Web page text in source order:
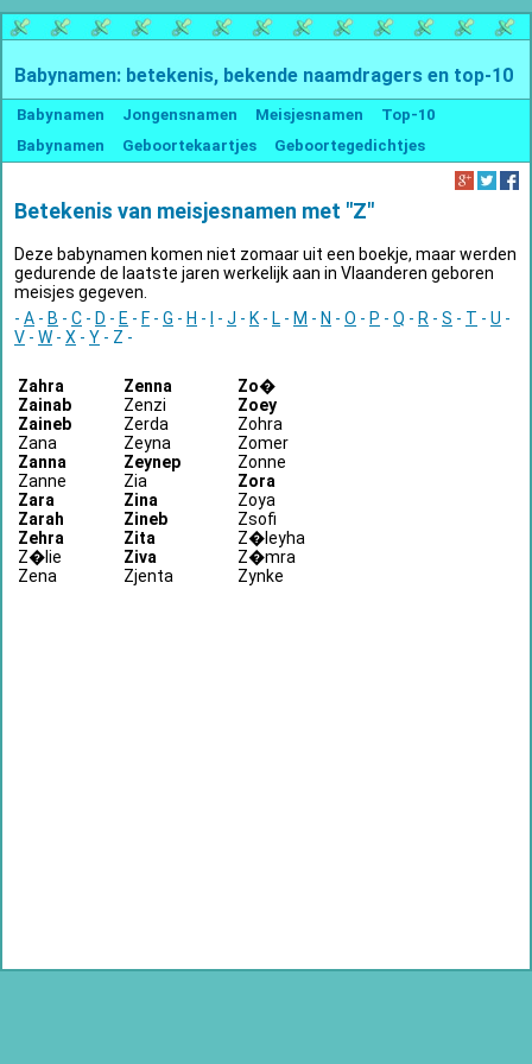
Babynamen: betekenis, bekende naamdragers en top-10
Babynamen Jongensnamen Meisjesnamen
Top-10
Babynamen
Geboortekaartjes Geboortegedichtjes
Betekenis van meisjesnamen met "Z"
Deze babynamen komen niet zomaar uit een boekje, maar werden
gedurende de laatste jaren werkelijk aan in Vlaanderen geboren
meisjes gegeven.
- A - B - C - D - E - F - G - H - I - J - K - L - M - N - O - P - Q - R - S - T - U -
V - W - X - Y - Z -
Zahra
Zainab
Zaineb
Zana
Zanna
Zanne
Zara
Zarah
Zehra
Z�lie
Zena
Zenna
Zenzi
Zerda
Zeyna
Zeynep
Zia
Zina
Zineb
Zita
Ziva
Zjenta
Zo�
Zoey
Zohra
Zomer
Zonne
Zora
Zoya
Zsofi
Z�leyha
Z�mra
Zynke